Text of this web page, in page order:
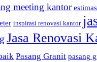
meeting kantor
inspirasi renovasi kantor
Jasa Renovasi
Pasang Granit pasang